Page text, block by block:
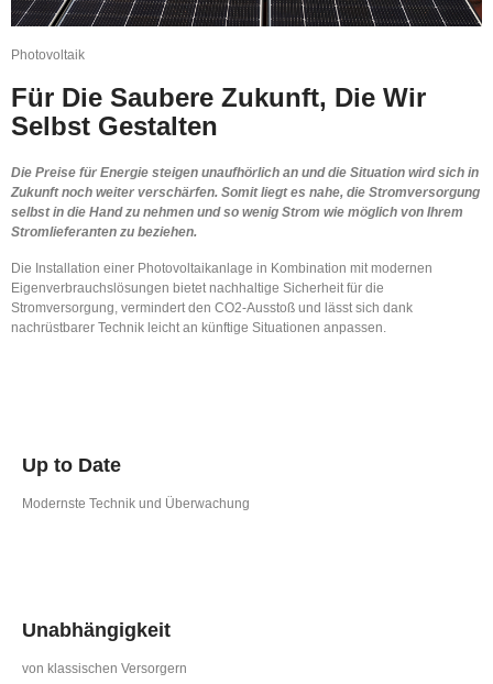
Photovoltaik
Für Die Saubere Zukunft, Die Wir
Selbst Gestalten
Die Preise für Energie steigen unaufhörlich an und die Situation wird sich in
Zukunft noch weiter verschärfen. Somit liegt es nahe, die Stromversorgung
selbst in die Hand zu nehmen und so wenig Strom wie möglich von Ihrem
Stromlieferanten zu beziehen.
Die Installation einer Photovoltaikanlage in Kombination mit modernen
Eigenverbrauchslösungen bietet nachhaltige Sicherheit für die
Stromversorgung, vermindert den CO2-Ausstoß und lässt sich dank
nachrüstbarer Technik leicht an künftige Situationen anpassen.
Up to Date
Modernste Technik und Überwachung
Unabhängigkeit
von klassischen Versorgern